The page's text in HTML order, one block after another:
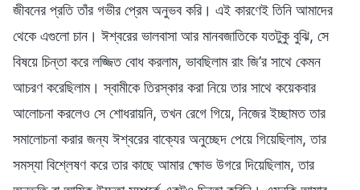
জীবনের প্রতি তাঁর গভীর প্রেম অনুভব করি। এই কারণেই তিনি আমাদের
থেকে এগুলো চান। ঈশ্বরের ভালবাসা আর মানবজাতিকে যতটুকু বুঝি, সে
বিষয়ে চিন্তা করে লজ্জিত বোধ করলাম, ভাবছিলাম রাং জি’র সাথে কেমন
আচরণ করেছিলাম। স্বামীকে তিরস্কার করা নিয়ে তার সাথে কয়েকবার
আলোচনা করলেও সে শোধরায়নি, তখন রেগে গিয়ে, নিজের ইচ্ছামত তার
সমালোচনা করার জন্য ঈশ্বরের বাক্যের অনুচ্ছেদ পেয়ে গিয়েছিলাম, তার
সমস্যা বিশ্লেষণ করে তার কাছে আমার ক্ষোভ উগরে দিয়েছিলাম, তার